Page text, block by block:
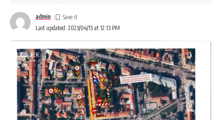
Last updated: 2023/04/15 at 12:13 PM
admin